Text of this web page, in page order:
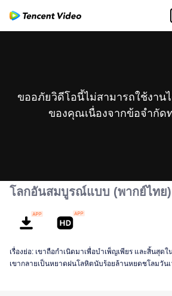
ขออภัยวิดีโอนี้ไม่สามารถใช้งาน
ของคุณเนื่องจากข้อจำกัด
โลกอันสมบูรณ์แบบ (พากย์ไทย)
เรื่องย่อ: เขาถือกำเนิดมาเพื่อบำเพ็ญเพียร และสิ้นสุด
เขากลายเป็นหยาดฝนโลหิตนับร้อยล้านหยดชโลมวัน